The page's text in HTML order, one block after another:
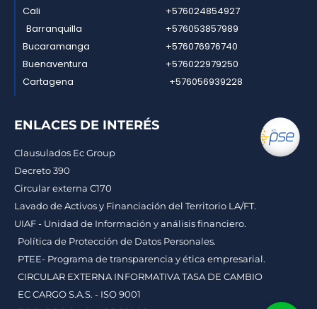
Cali
Barranquilla
Bucaramanga
Buenaventura
Cartagena
+576024854927
+576053857989
+576076976740
+576022979250
+576056939228
ENLACES DE INTERÉS
Clausulados Ec Group
Decreto 390
Circular externa C170
Lavado de Activos y Financiación del Territorio LA/FT.
UIAF - Unidad de Información y análisis financiero.
Política de Protección de Datos Personales.
PTEE- Programa de transparencia y ética empresarial.
CIRCULAR EXTERNA INFORMATIVA TASA DE CAMBIO
EC CARGO S.A.S. - ISO 9001